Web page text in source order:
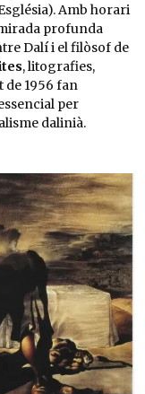
Amb horari
profunda
Dalí i el filòsof de
, litografies,
1956 fan
per
dalinià.